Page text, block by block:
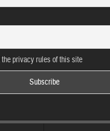
privacy rules of this site